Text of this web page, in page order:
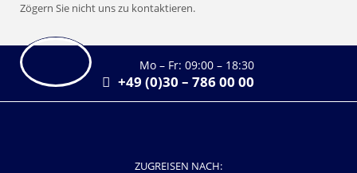
Zögern Sie nicht uns zu kontaktieren.
Mo – Fr: 09:00 – 18:30
+49 (0)30 – 786 00 00
ZUGREISEN NACH: